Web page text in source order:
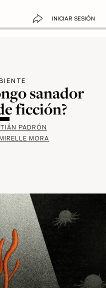
INICIAR SESIÓN
sanador
ficción?
PADRÓN
MORA